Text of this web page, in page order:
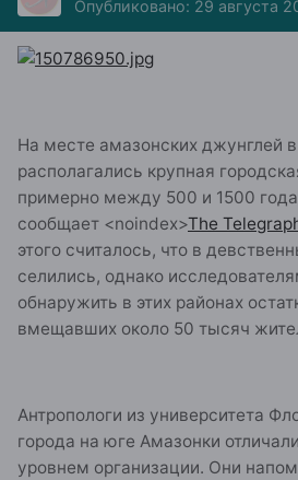
Опубликовано: 29 августа
На месте амазонских джунглей
располагались крупная
примерно между 500 и 1500
сообщает <noindex>The
этого считалось, что в
селились, однако
обнаружить в этих районах
вмещавших около 50 тысяч
Антропологи из университета
города на юге Амазонки
уровнем организации. Они